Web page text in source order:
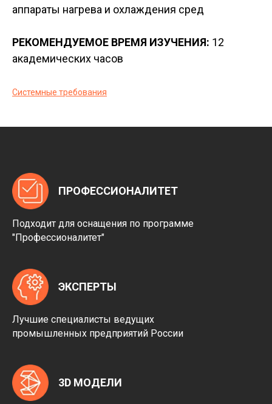
аппараты нагрева и охлаждения сред
РЕКОМЕНДУЕМОЕ ВРЕМЯ ИЗУЧЕНИЯ: 12
академических часов
Системные требования
ПРОФЕССИОНАЛИТЕТ
Подходит для оснащения по программе
"Профессионалитет"
ЭКСПЕРТЫ
Лучшие специалисты ведущих
промышленных предприятий России
3D МОДЕЛИ